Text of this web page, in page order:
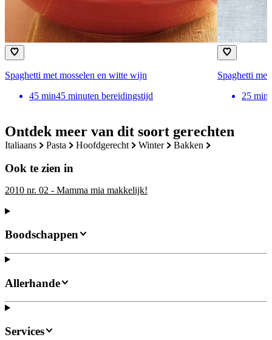
Ontdek meer van dit soort gerechten
italiaans pasta hoofdgerecht winter bakken
Ook te zien in
2010 nr. 02 - Mamma mia makkelijk!
Spaghetti met mosselen en witte wijn
45 min45 minuten bereidingstijd
Spaghetti met
25 min
Boodschappen
Allerhande
Services